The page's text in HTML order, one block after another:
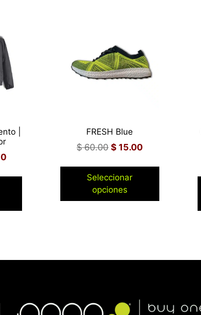
|
FRESH Blue
$60.00 $ 15.00
Seleccionar
opciones